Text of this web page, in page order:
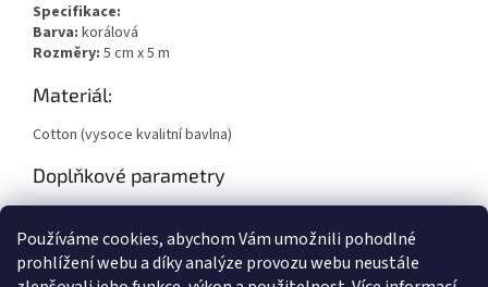
Používáme cookies, abychom Vám umožnili pohodlné
prohlížení webu a díky analýze provozu webu neustále
Specifikace:
Barva: korálová
Rozměry: 5 cm x 5 m
Materiál:
Cotton (vysoce kvalitní bavlna)
Doplňkové parametry
Hmotnost: 0.1 kg